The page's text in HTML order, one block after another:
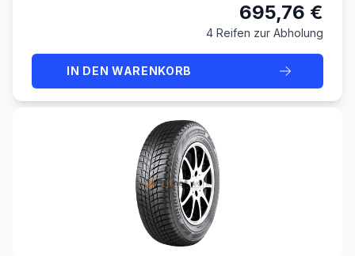
695,76 €
4 Reifen zur Abholung
IN DEN WARENKORB